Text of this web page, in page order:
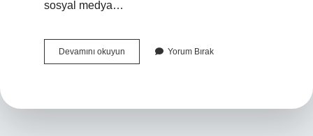
sosyal medya…
Devamını okuyun
Ayak
Yorum Bırak